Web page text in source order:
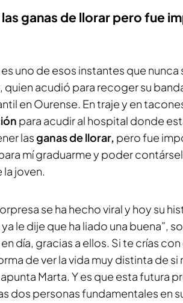
ganas de llorar pero fue
uno de esos instantes que nunca
quien acudió para recoger su
en Ourense. En traje y en
para acudir al hospital donde
lasganas de llorar, pero fue
mí graduarme y poder
la joven.
se ha hecho viral y hoy su
ya le dije que ha liado una buena”,
día, gracias a ellos. Si te crías
de ver la vida muy distinta de si
Marta. Y es que esta futura
dos personas fundamentales en